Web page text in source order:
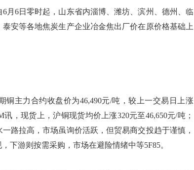
6日零时起，山东省内淄博、潍坊、滨州、德州、临
安等各地焦炭生产企业冶金焦出厂价在原价格基础上
主力合约收盘价为46,490元/吨，较上一交易日上涨
，现货上，沪铜现货均价上涨320元至46,650元/吨；
路拉高，市场虽询价活跃，但贸易商交投趋于谨慎，
下游则按需采购，市场在避险情绪中等5F85。